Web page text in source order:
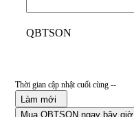
QBTSON
Thời gian cập nhật cuối cùng --
Làm mới
Mua QBTSON ngay bây giờ